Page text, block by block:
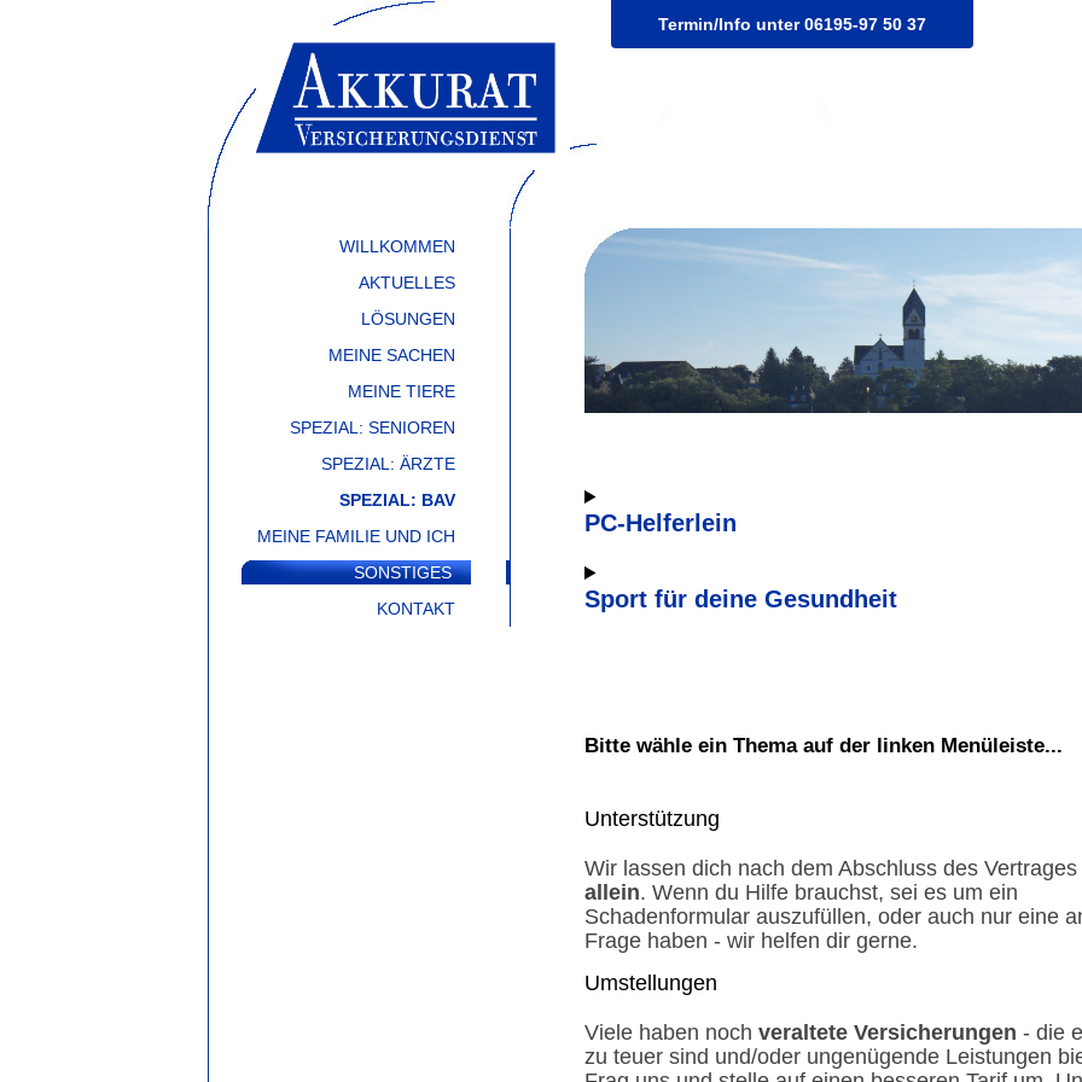
WILLKOMMEN
AKTUELLES
LÖSUNGEN
MEINE SACHEN
MEINE TIERE
SPEZIAL: SENIOREN
SPEZIAL: ÄRZTE
SPEZIAL: BAV
MEINE FAMILIE UND ICH
SONSTIGES
KONTAKT
PC-Helferlein
Sport für deine Gesundheit
Bitte wähle ein Thema auf der linken Menüleiste...
Unterstützung
Wir lassen dich nach dem Abschluss des Vertrages
allein. Wenn du Hilfe brauchst, sei es um ein
Schadenformular auszufüllen, oder auch nur eine
Frage haben - wir helfen dir gerne.
Umstellungen
Viele haben noch veraltete Versicherungen - die
zu teuer sind und/oder ungenügende Leistungen
Termin/Info unter 06195-97 50 37